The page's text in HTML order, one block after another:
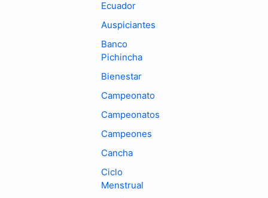
Ecuador
Auspiciantes
Banco
Pichincha
Bienestar
Campeonato
Campeonatos
Campeones
Cancha
Ciclo
Menstrual